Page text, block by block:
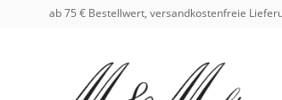
ab 75 € Bestellwert, versandkostenfreie